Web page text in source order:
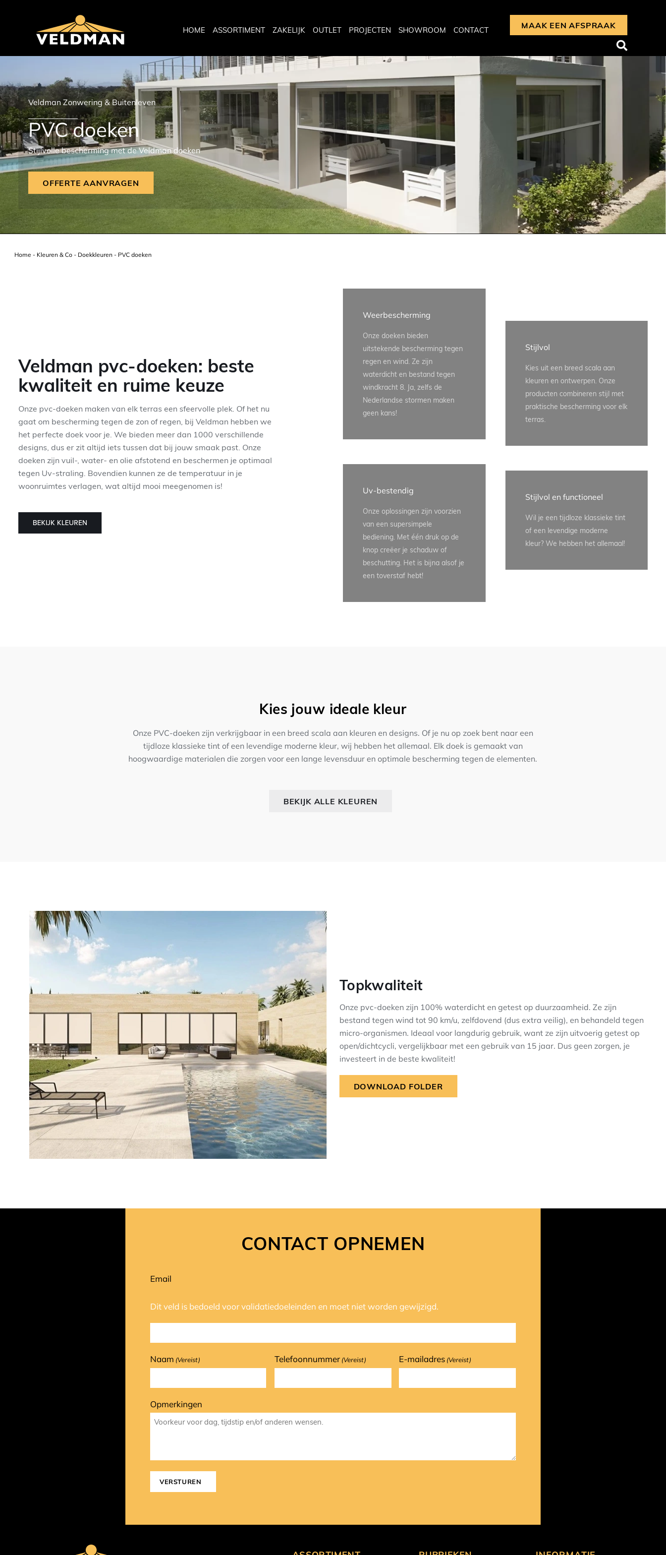
HOME ASSORTIMENT ZAKELIJK OUTLET PROJECTEN SHOWROOM CONTACT MAAK EEN AFSPRAAK
Veldman Zonwering & Buitenleven
PVC doeken
Stijlvolle bescherming met de Veldman doeken
OFFERTE AANVRAGEN
Home - Kleuren & Co - Doekkleuren - PVC doeken
Veldman pvc-doeken: beste
kwaliteit en ruime keuze
Onze pvc-doeken maken van elk terras een sfeervolle plek. Of het nu
gaat om bescherming tegen de zon of regen, bij Veldman hebben we
het perfecte doek voor je. We bieden meer dan 1000 verschillende
designs, dus er zit altijd iets tussen dat bij jouw smaak past. Onze
doeken zijn vuil-, water- en olie afstotend en beschermen je optimaal
tegen Uv-straling. Bovendien kunnen ze de temperatuur in je
woonruimtes verlagen, wat altijd mooi meegenomen is!
BEKIJK KLEUREN
Weerbescherming
Onze doeken bieden
uitstekende bescherming tegen
regen en wind. Ze zijn
waterdicht en bestand tegen
windkracht 8. Ja, zelfs de
Nederlandse stormen maken
geen kans!
Uv-bestendig
Onze oplossingen zijn voorzien
van een supersimpele
bediening. Met één druk op de
knop creëer je schaduw of
beschutting. Het is bijna alsof je
een toverstaf hebt!
Stijlvol
Kies uit een breed scala aan
kleuren en ontwerpen. Onze
producten combineren stijl met
praktische bescherming voor elk
terras.
Stijlvol en functioneel
Wil je een tijdloze klassieke tint
of een levendige moderne
kleur? We hebben het allemaal!
Kies jouw ideale kleur
Onze PVC-doeken zijn verkrijgbaar in een breed scala aan kleuren en designs. Of je nu op zoek bent naar een
tijdloze klassieke tint of een levendige moderne kleur, wij hebben het allemaal. Elk doek is gemaakt van
hoogwaardige materialen die zorgen voor een lange levensduur en optimale bescherming tegen de elementen.
BEKIJK ALLE KLEUREN
Topkwaliteit
Onze pvc-doeken zijn 100% waterdicht en getest op duurzaamheid. Ze zijn
bestand tegen wind tot 90 km/u, zelfdovend (dus extra veilig), en behandeld tegen
micro-organismen. Ideaal voor langdurig gebruik, want ze zijn uitvoerig getest op
open/dichtcycli, vergelijkbaar met een gebruik van 15 jaar. Dus geen zorgen, je
investeert in de beste kwaliteit!
DOWNLOAD FOLDER
CONTACT OPNEMEN
Email
Dit veld is bedoeld voor validatiedoeleinden en moet niet worden gewijzigd.
Naam (Vereist) Telefoonnummer (Vereist) E-mailadres (Vereist)
Opmerkingen